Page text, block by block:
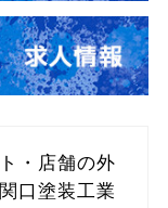
・店舗の外
口塗装工業